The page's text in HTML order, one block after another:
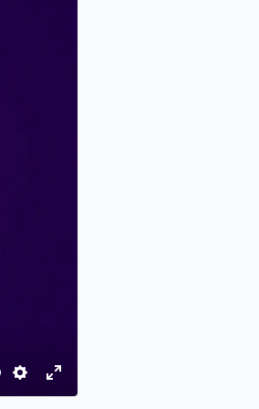
Settings
Enter